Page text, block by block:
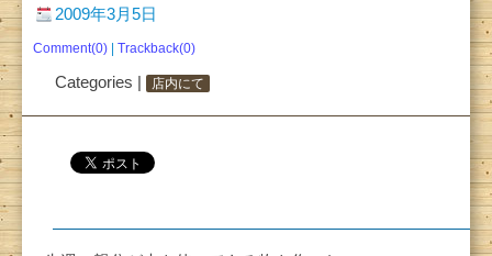
2009年3月5日
Comment(0) Trackback(0)
Categories | 店内にて